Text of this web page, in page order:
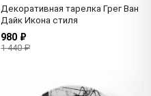
Декоративная тарелка Грег Ван
Дайк Икона стиля
980 ₽
1 440 ₽